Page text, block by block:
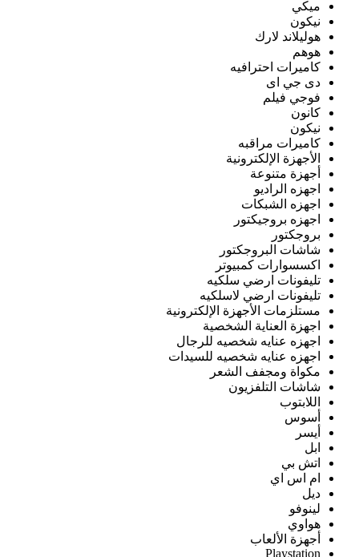
ميكي
نيكون
هوليلاند لارك
هوهم
كاميرات احترافيه
دى جي اى
فوجي فيلم
كانون
نيكون
كاميرات مراقبه
الأجهزة الإلكترونية
أجهزة متنوعة
اجهزه الراديو
اجهزه الشبكات
اجهزه بروجيكتور
بروجكتور
شاشات البروجكتور
اكسسوارات كمبيوتر
تليفونات ارضي سلكيه
تليفونات ارضي لاسلكيه
مستلزمات الأجهزة الإلكترونية
اجهزة العناية الشخصية
اجهزه عنايه شخصيه للرجال
اجهزه عنايه شخصيه للسيدات
مكواة ومجفف الشعر
شاشات التلفزيون
اللابتوب
أسوس
أيسر
ابل
اتش بي
ام اس اي
ديل
لينوفو
هواوي
أجهزة الألعاب
Playstation